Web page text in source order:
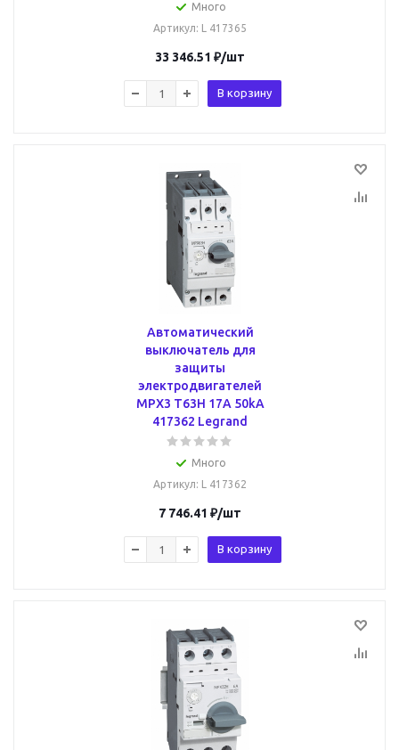
Много
Артикул: L 417365
33 346.51 ₽/шт
В корзину
Автоматический
выключатель для
защиты
электродвигателей
MPX3 T63H 17A 50kA
417362 Legrand
Много
Артикул: L 417362
7 746.41 ₽/шт
В корзину